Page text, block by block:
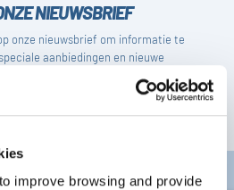
improve browsing and provide
NIEUWSBRIEF
onze nieuwsbrief om informatie te
aanbiedingen en nieuwe
SUBSCRIBE
Doncaster